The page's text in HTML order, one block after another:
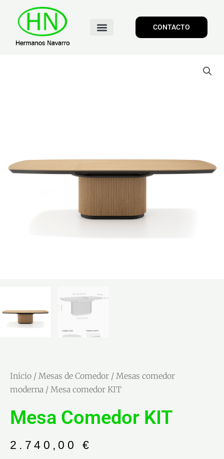
CONTACTO
Inicio / Mesas de Comedor / Mesas comedor
moderna / Mesa comedor KIT
Mesa Comedor KIT
2.740,00 €